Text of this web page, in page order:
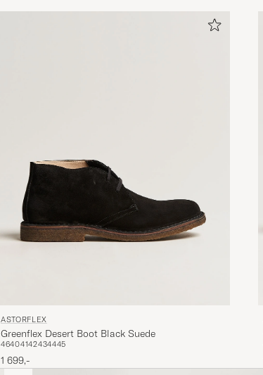
ASTORFLEX
Greenflex Desert Boot Black Suede
46404142434445
1 699,-